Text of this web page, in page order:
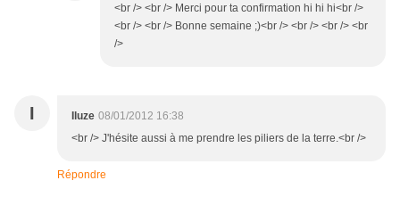
<br /> <br /> Merci pour ta confirmation hi hi hi<br />
<br /> <br /> Bonne semaine ;)<br /> <br /> <br /> <br
/>
I Iluze 08/01/2012 16:38
<br /> J'hésite aussi à me prendre les piliers de la terre.<br />
Répondre